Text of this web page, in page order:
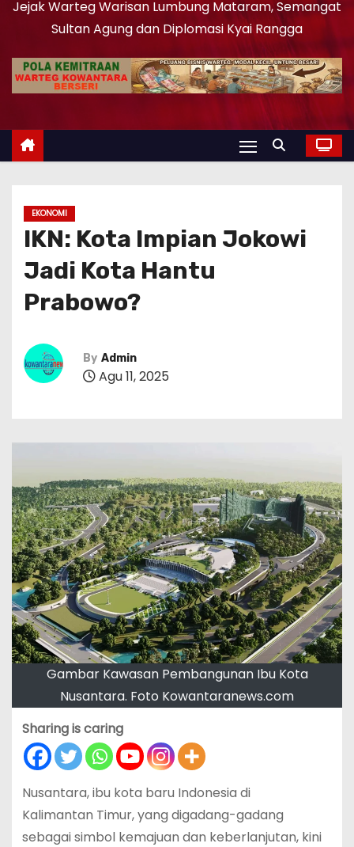
Jejak Warteg Warisan Lumbung Mataram, Semangat
Sultan Agung dan Diplomasi Kyai Rangga
EKONOMI
IKN: Kota Impian Jokowi
Jadi Kota Hantu
Prabowo?
By Admin
Agu 11, 2025
Gambar Kawasan Pembangunan Ibu Kota
Nusantara. Foto Kowantaranews.com
Sharing is caring
Nusantara, ibu kota baru Indonesia di
Kalimantan Timur, yang digadang-gadang
sebagai simbol kemajuan dan keberlanjutan, kini